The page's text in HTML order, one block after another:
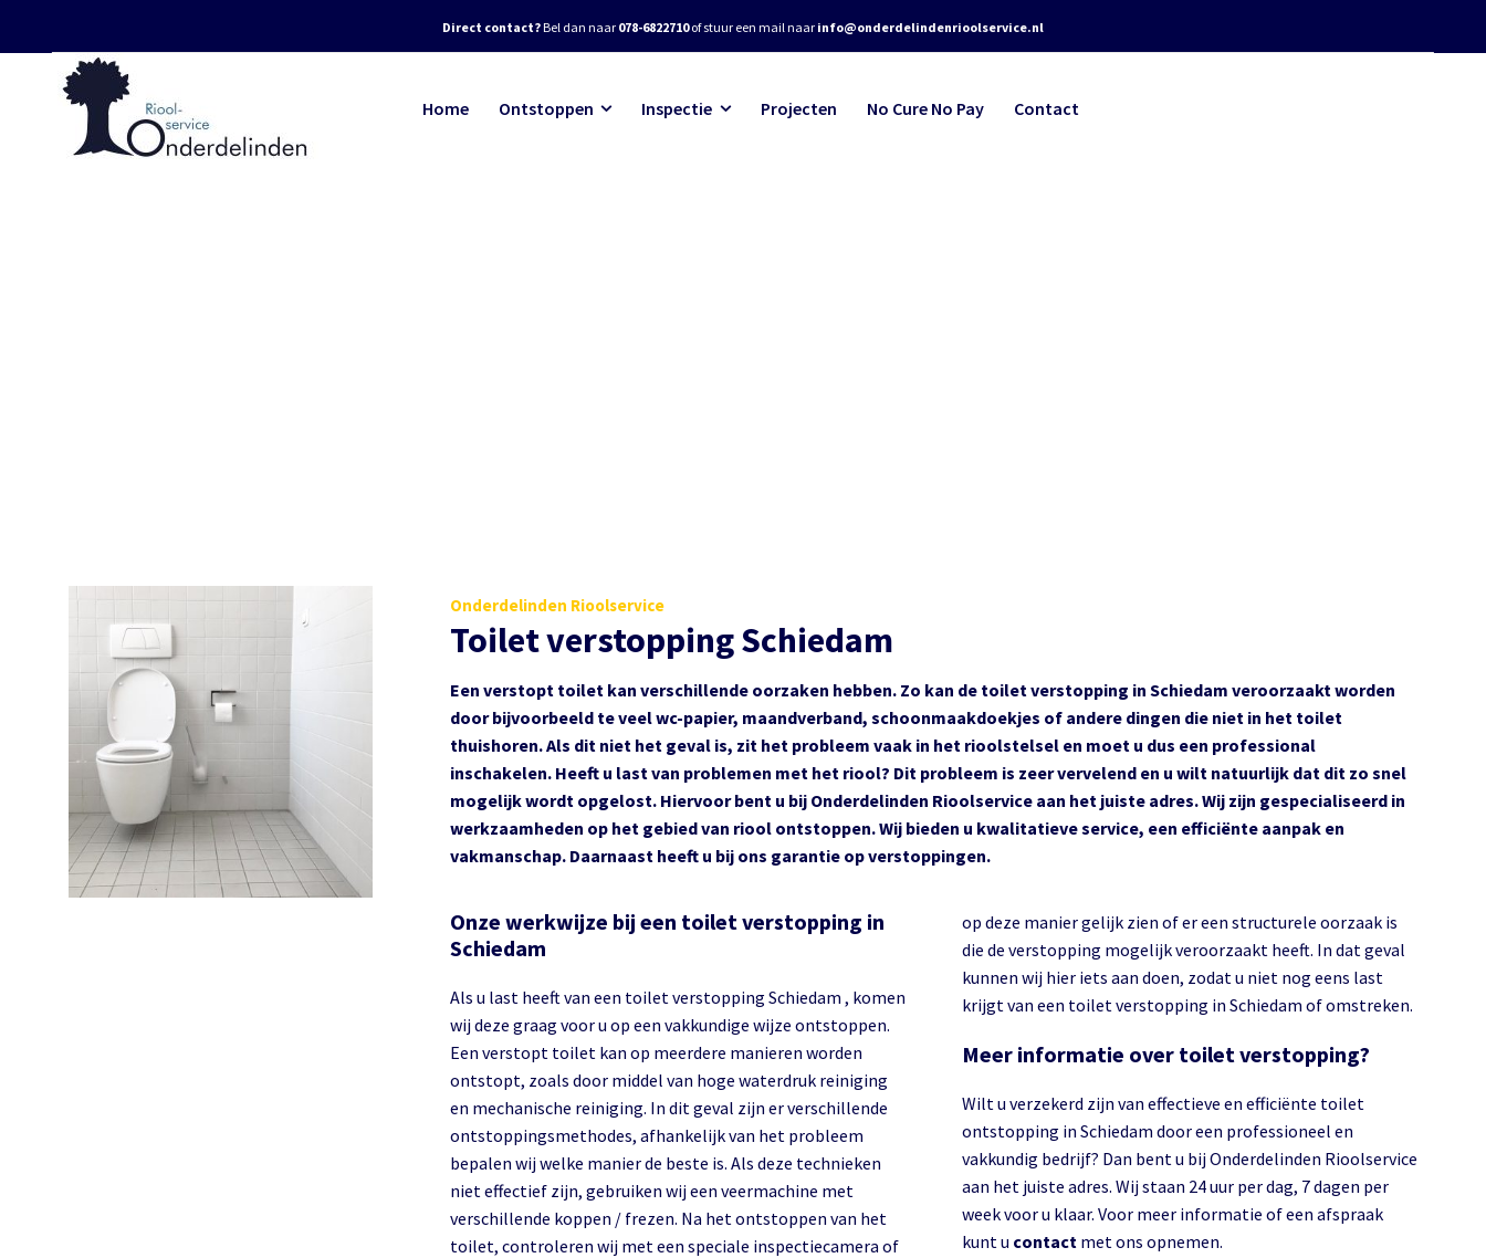
Direct contact?Bel dan naar 078-6822710of stuur een mail naar info@onderdelindenrioolservice.nl
Home Ontstoppen Inspectie Projecten No Cure No Pay Contact
Onderdelinden Rioolservice
Toilet verstopping Schiedam
Een verstopt toilet kan verschillende oorzaken hebben. Zo kan de toilet verstopping in Schiedam veroorzaakt worden
door bijvoorbeeld te veel wc-papier, maandverband, schoonmaakdoekjes of andere dingen die niet in het toilet
thuishoren. Als dit niet het geval is, zit het probleem vaak in het rioolstelsel en moet u dus een professional
inschakelen. Heeft u last van problemen met het riool? Dit probleem is zeer vervelend en u wilt natuurlijk dat dit zo snel
mogelijk wordt opgelost. Hiervoor bent u bij Onderdelinden Rioolservice aan het juiste adres. Wij zijn gespecialiseerd in
werkzaamheden op het gebied van riool ontstoppen. Wij bieden u kwalitatieve service, een efficiënte aanpak en
vakmanschap. Daarnaast heeft u bij ons garantie op verstoppingen.
Onze werkwijze bij een toilet verstopping in
Schiedam
Als u last heeft van een toilet verstopping Schiedam , komen
wij deze graag voor u op een vakkundige wijze ontstoppen.
Een verstopt toilet kan op meerdere manieren worden
ontstopt, zoals door middel van hoge waterdruk reiniging
en mechanische reiniging. In dit geval zijn er verschillende
ontstoppingsmethodes, afhankelijk van het probleem
bepalen wij welke manier de beste is. Als deze technieken
niet effectief zijn, gebruiken wij een veermachine met
verschillende koppen / frezen. Na het ontstoppen van het
toilet, controleren wij met een speciale inspectiecamera of
op deze manier gelijk zien of er een structurele oorzaak is
die de verstopping mogelijk veroorzaakt heeft. In dat geval
kunnen wij hier iets aan doen, zodat u niet nog eens last
krijgt van een toilet verstopping in Schiedam of omstreken.
Meer informatie over toilet verstopping?
Wilt u verzekerd zijn van effectieve en efficiënte toilet
ontstopping in Schiedam door een professioneel en
vakkundig bedrijf? Dan bent u bij Onderdelinden Rioolservice
aan het juiste adres. Wij staan 24 uur per dag, 7 dagen per
week voor u klaar. Voor meer informatie of een afspraak
kunt u contact met ons opnemen.